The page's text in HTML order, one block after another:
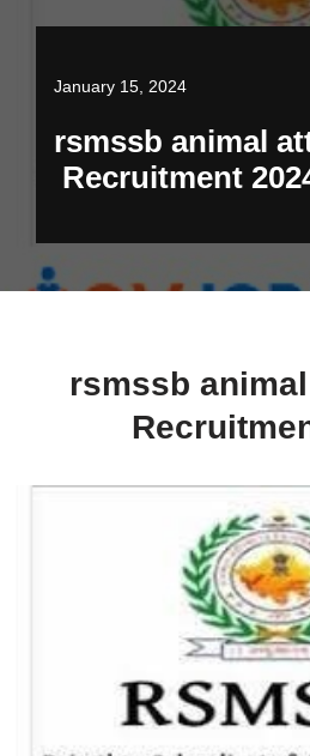
January 15, 2024
rsmssb animal
Recruitment
rsmssb